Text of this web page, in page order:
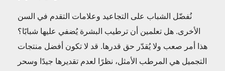
نُفضّل الشباب على التجاعيد وعلامات التقدم في السن
الأخرى. هل تعلمين أن ترطيب البشرة يُضفي عليها شبابًا؟
هذا أمر صعب ولا يُقدّر حق قدرها. قد لا تكون أفضل منتجات
التجميل هي المرطب الأمثل، نظرًا لعدم تقديرها جيدًا وسحر